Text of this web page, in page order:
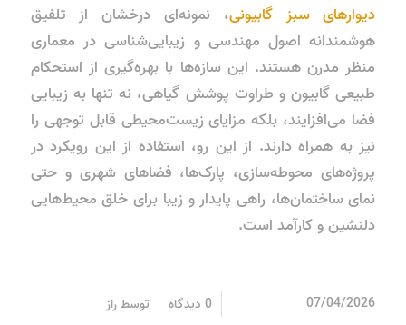
دیوارهای سبز گابیونی، نمونه‌ای درخشان از تلفیق
هوشمندانه اصول مهندسی و زیبایی‌شناسی در معماری
منظر مدرن هستند. این سازه‌ها با بهره‌گیری از استحکام
طبیعی گابیون و طراوت پوشش گیاهی، نه تنها به زیبایی
فضا می‌افزایند، بلکه مزایای زیست‌محیطی قابل توجهی را
نیز به همراه دارند. از این رو، استفاده از این رویکرد در
پروژه‌های محوطه‌سازی، پارک‌ها، فضاهای شهری و حتی
نمای ساختمان‌ها، راهی پایدار و زیبا برای خلق محیط‌هایی
دلنشین و کارآمد است.
07/04/2026 0 دیدگاه توسطراز